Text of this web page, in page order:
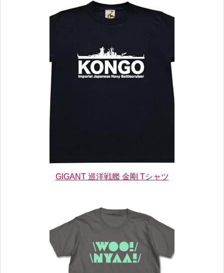
GIGANT 巡洋戦艦 金剛 Tシャツ